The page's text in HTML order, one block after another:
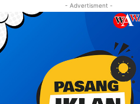
- Advertisment -